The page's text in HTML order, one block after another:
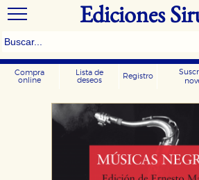
Ediciones
Compra
online
Lista de
deseos
Registro